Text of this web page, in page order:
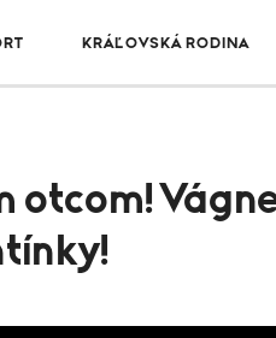
KRÁĽOVSKÁ RODINA